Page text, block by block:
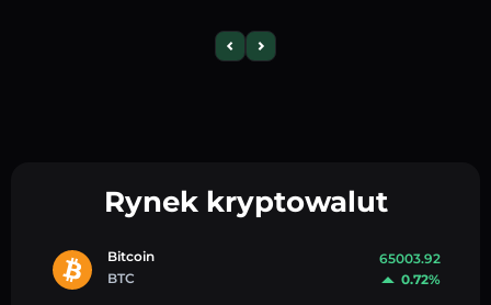
Rynek kryptowalut
Bitcoin
BTC
65003.92
0.72%